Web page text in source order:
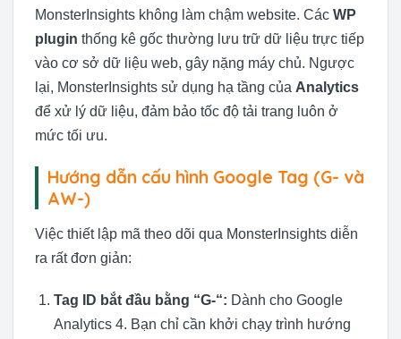
MonsterInsights không làm chậm website. Các WP
plugin thống kê gốc thường lưu trữ dữ liệu trực tiếp
vào cơ sở dữ liệu web, gây nặng máy chủ. Ngược
lại, MonsterInsights sử dụng hạ tầng của Analytics
để xử lý dữ liệu, đảm bảo tốc độ tải trang luôn ở
mức tối ưu.
Hướng dẫn cấu hình Google Tag (G- và
AW-)
Việc thiết lập mã theo dõi qua MonsterInsights diễn
ra rất đơn giản:
Tag ID bắt đầu bằng “G-“: Dành cho Google
Analytics 4. Bạn chỉ cần khởi chạy trình hướng